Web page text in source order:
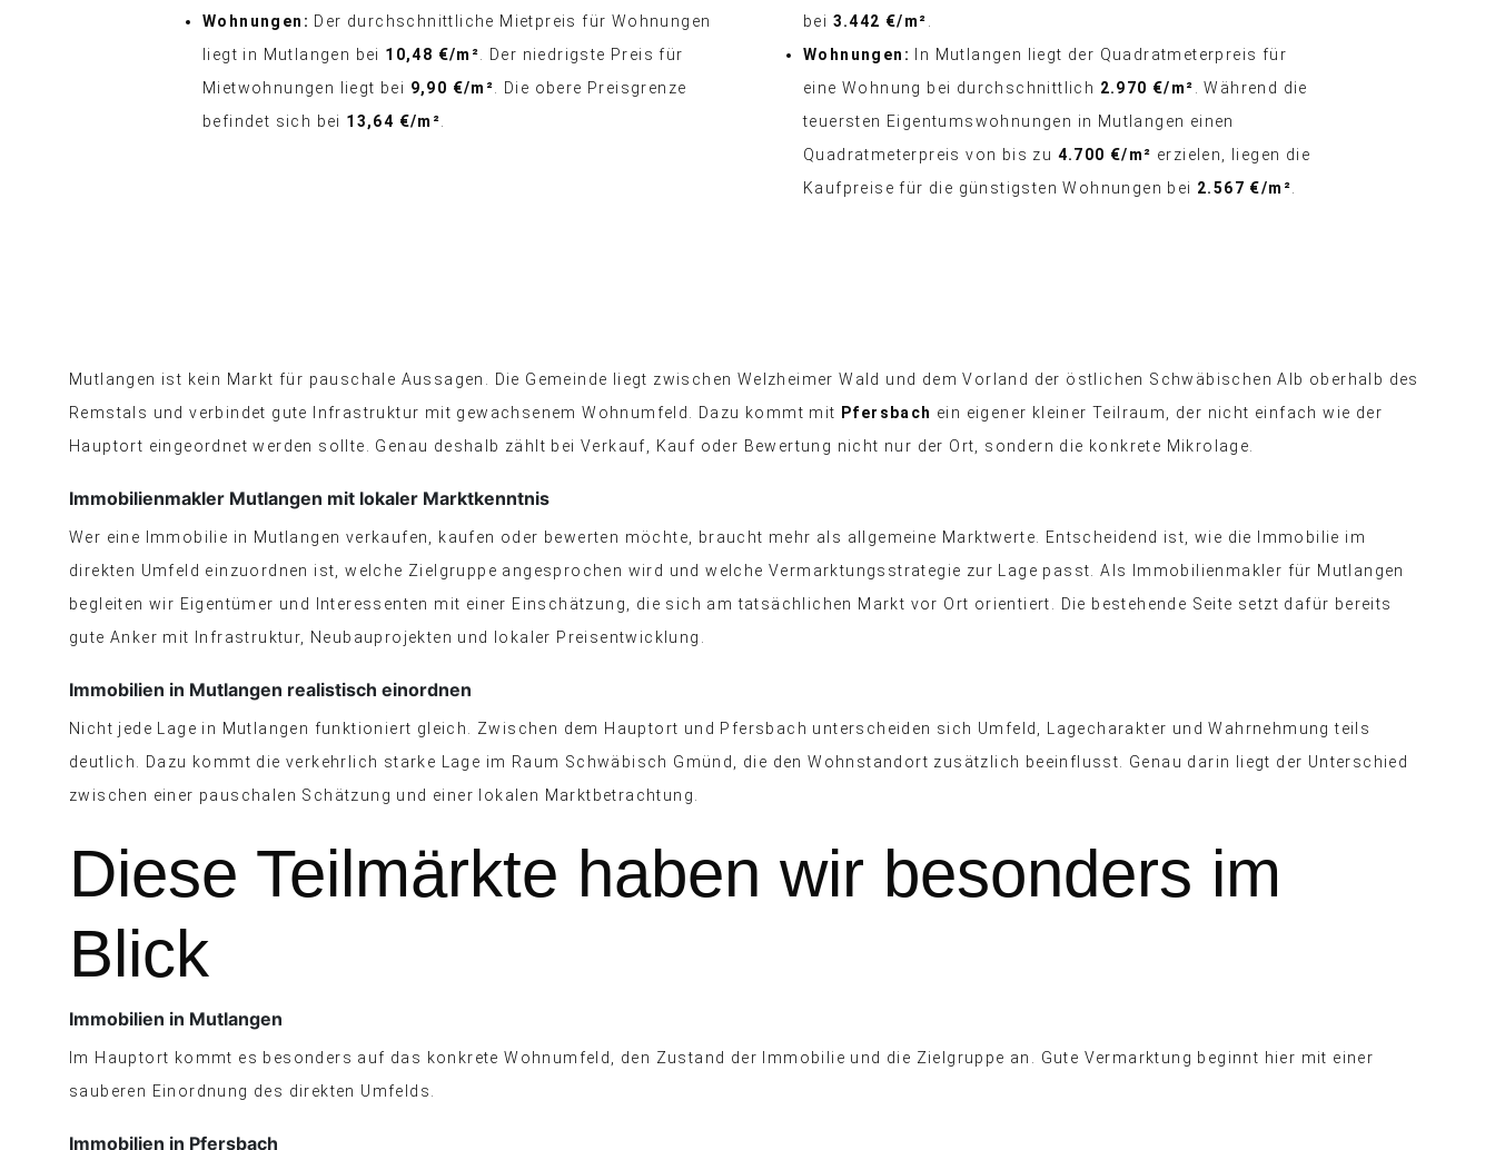
Wohnungen: Der durchschnittliche Mietpreis für Wohnungen
liegt in Mutlangen bei 10,48 €/m² . Der niedrigste Preis für
Mietwohnungen liegt bei 9,90 €/m² . Die obere Preisgrenze
befindet sich bei 13,64 €/m²
bei 3.442 €/m²
Wohnungen:
In Mutlangen liegt der Quadratmeterpreis für
eine Wohnung bei durchschnittlich 2.970 €/m²
. Während die
teuersten Eigentumswohnungen in Mutlangen einen
Quadratmeterpreis von bis zu 4.700 €/m² erzielen, liegen die
Kaufpreise für die günstigsten Wohnungen bei 2.567 €/m²
Mutlangen ist kein Markt für pauschale Aussagen. Die Gemeinde liegt zwischen Welzheimer Wald und dem Vorland der östlichen Schwäbischen Alb oberhalb des
Remstals und verbindet gute Infrastruktur mit gewachsenem Wohnumfeld. Dazu kommt mit Pfersbach ein eigener kleiner Teilraum, der nicht einfach wie der
Hauptort eingeordnet werden sollte. Genau deshalb zählt bei Verkauf, Kauf oder Bewertung nicht nur der Ort, sondern die konkrete Mikrolage.
Immobilienmakler Mutlangen mit lokaler Marktkenntnis
Wer eine Immobilie in Mutlangen verkaufen, kaufen oder bewerten möchte, braucht mehr als allgemeine Marktwerte. Entscheidend ist, wie die Immobilie im
direkten Umfeld einzuordnen ist, welche Zielgruppe angesprochen wird und welche Vermarktungsstrategie zur Lage passt. Als Immobilienmakler für Mutlangen
begleiten wir Eigentümer und Interessenten mit einer Einschätzung, die sich am tatsächlichen Markt vor Ort orientiert. Die bestehende Seite setzt dafür bereits
gute Anker mit Infrastruktur, Neubauprojekten und lokaler Preisentwicklung.
Immobilien in Mutlangen realistisch einordnen
Nicht jede Lage in Mutlangen funktioniert gleich. Zwischen dem Hauptort und Pfersbach unterscheiden sich Umfeld, Lagecharakter und Wahrnehmung teils
deutlich. Dazu kommt die verkehrlich starke Lage im Raum Schwäbisch Gmünd, die den Wohnstandort zusätzlich beeinflusst. Genau darin liegt der Unterschied
zwischen einer pauschalen Schätzung und einer lokalen Marktbetrachtung.
Diese Teilmärkte haben wir besonders im
Blick
Immobilien in Mutlangen
Im Hauptort kommt es besonders auf das konkrete Wohnumfeld, den Zustand der Immobilie und die Zielgruppe an. Gute Vermarktung beginnt hier mit einer
sauberen Einordnung des direkten Umfelds.
Immobilien in Pfersbach